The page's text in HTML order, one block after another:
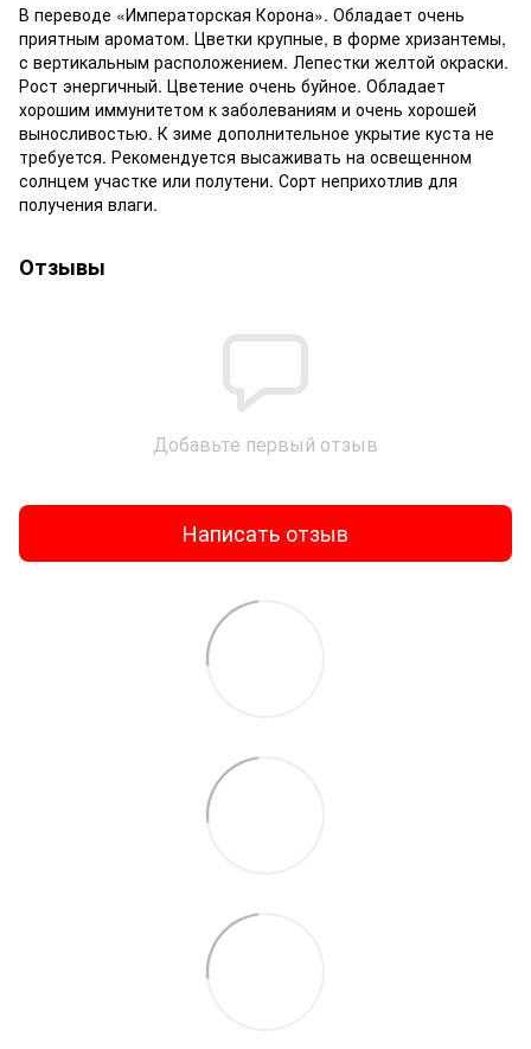
В переводе «Императорская Корона». Обладает очень
приятным ароматом. Цветки крупные, в форме хризантемы,
с вертикальным расположением. Лепестки желтой окраски.
Рост энергичный. Цветение очень буйное. Обладает
хорошим иммунитетом к заболеваниям и очень хорошей
выносливостью. К зиме дополнительное укрытие куста не
требуется. Рекомендуется высаживать на освещенном
солнцем участке или полутени. Сорт неприхотлив для
получения влаги.
Отзывы
Добавьте первый отзыв
Написать отзыв